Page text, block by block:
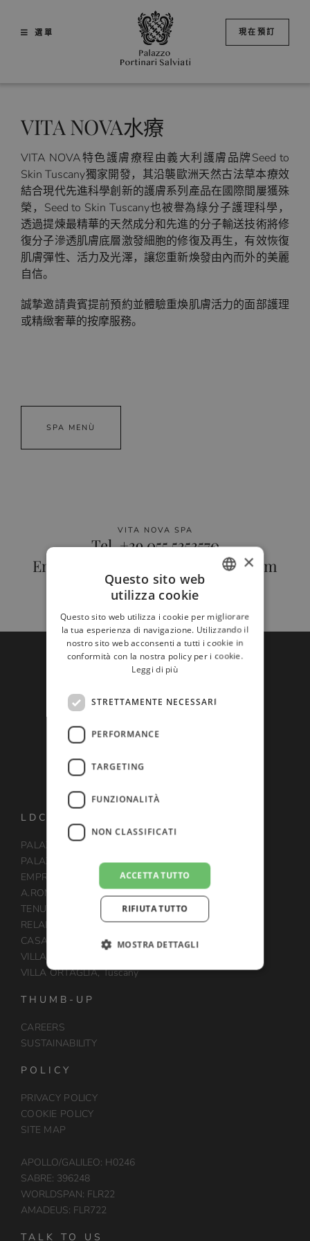
選單 現在預訂
VITA NOVA水療
VITA NOVA特色護膚療程由義大利護膚品牌Seed to
Skin Tuscany獨家開發，其沿襲歐洲天然古法草本療效
結合現代先進科學創新的護膚系列產品在國際間屢獲殊
榮，Seed to Skin Tuscany也被譽為綠分子護理科學，
透過提煉最精華的天然成分和先進的分子輸送技術將修
復分子滲透肌膚底層激發細胞的修復及再生，有效恢復
肌膚彈性、活力及光澤，讓您重新煥發由內而外的美麗
自信。
誠摯邀請貴賓提前預約並體驗重煥肌膚活力的面部護理
或精緻奢華的按摩服務。
SPA MENÙ
VITA NOVA SPA
Tel. +39 055 5353570
Email: spa.portinari@ldchotels.com
Butler service: +39 340 2496645
LDC HOTELS ITALY
PALAZZO PORTINARI SALVIATI, Florence
PALAZZO VENART, Venice
EMPRESS THEODORA APARTMENTS, Venice
A.ROMA LIFESTYLE HOTEL, Rome
TENUTA VILLA YORK, Rome
RELAIS SANT’UFFIZIO, Piedmont
CASA MUNFRÀ, Piedmont
VILLA MONTE SOLARE, Umbria
VILLA ORTAGLIA, Tuscany
THUMB-UP
CAREERS
SUSTAINABILITY
POLICY
PRIVACY POLICY
COOKIE POLICY
SITE MAP
APOLLO/GALILEO: H0246
SABRE: 396248
WORLDSPAN: FLR22
AMADEUS: FLR722
TALK TO US
FRENCH
GERMAN
×
Questo sito web
utilizza cookie
Questo sito web utilizza i cookie per migliorare
la tua esperienza di navigazione. Utilizzando il
nostro sito web acconsenti a tutti i cookie in
conformità con la nostra policy per i cookie.
Leggi di più
STRETTAMENTE NECESSARI
PERFORMANCE
TARGETING
FUNZIONALITÀ
NON CLASSIFICATI
ACCETTA TUTTO
RIFIUTA TUTTO
MOSTRA DETTAGLI